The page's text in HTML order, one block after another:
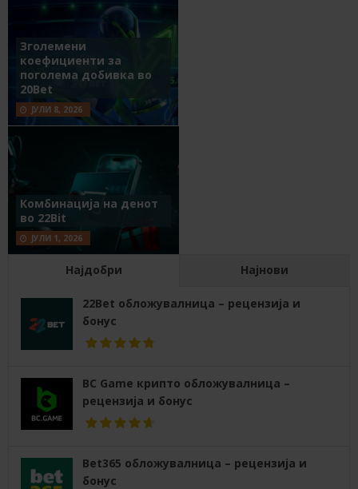
Зголемени
коефициенти за
поголема добивка во
20Bet
ЈУЛИ 8, 2026
Комбинација на денот
во 22Bit
ЈУЛИ 1, 2026
Најдобри Најнови
22Bet обложувалница – рецензија и
бонус
BC Game крипто обложувалница –
рецензија и бонус
Bet365 обложувалница – рецензија и
бонус